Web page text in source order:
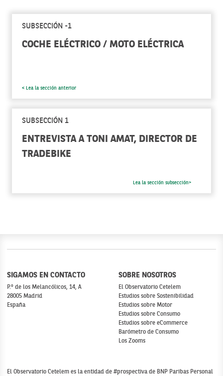
SUBSECCIÓN -1
COCHE ELÉCTRICO / MOTO ELÉCTRICA
< Lea la sección anterior
SUBSECCIÓN 1
ENTREVISTA A TONI AMAT, DIRECTOR DE
TRADEBIKE
Lea la sección subsección>
SIGAMOS EN CONTACTO
P.º de los Melancólicos, 14, A
28005 Madrid
España
SOBRE NOSOTROS
El Observatorio Cetelem
Estudios sobre Sostenibilidad
Estudios sobre Motor
Estudios sobre Consumo
Estudios sobre eCommerce
Barómetro de Consumo
Los Zooms
El Observatorio Cetelem es la entidad de #prospectiva de BNP Paribas Personal